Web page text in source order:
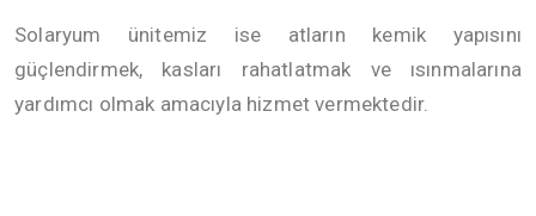
Solaryum ünitemiz ise atların kemik yapısını
güçlendirmek, kasları rahatlatmak ve ısınmalarına
yardımcı olmak amacıyla hizmet vermektedir.